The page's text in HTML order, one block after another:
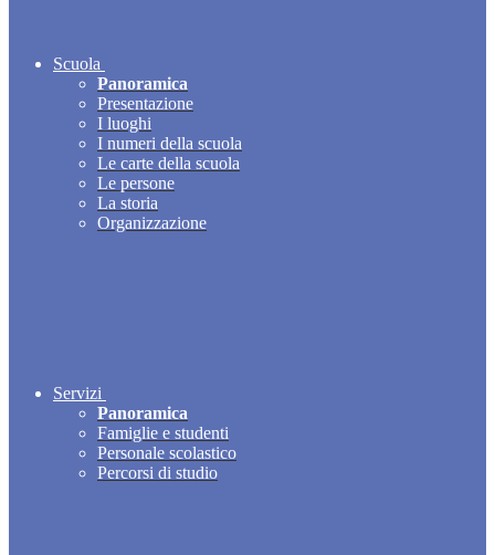
Scuola
Panoramica
Presentazione
I luoghi
I numeri della scuola
Le carte della scuola
Le persone
La storia
Organizzazione
Servizi
Panoramica
Famiglie e studenti
Personale scolastico
Percorsi di studio